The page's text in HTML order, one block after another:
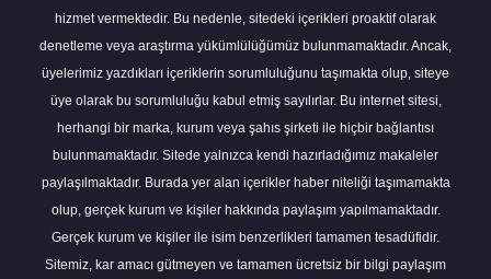
hizmet vermektedir. Bu nedenle, sitedeki içerikleri proaktif olarak
denetleme veya araştırma yükümlülüğümüz bulunmamaktadır. Ancak,
üyelerimiz yazdıkları içeriklerin sorumluluğunu taşımakta olup, siteye
üye olarak bu sorumluluğu kabul etmiş sayılırlar. Bu internet sitesi,
herhangi bir marka, kurum veya şahıs şirketi ile hiçbir bağlantısı
bulunmamaktadır. Sitede yalnızca kendi hazırladığımız makaleler
paylaşılmaktadır. Burada yer alan içerikler haber niteliği taşımamakta
olup, gerçek kurum ve kişiler hakkında paylaşım yapılmamaktadır.
Gerçek kurum ve kişiler ile isim benzerlikleri tamamen tesadüfidir.
Sitemiz, kar amacı gütmeyen ve tamamen ücretsiz bir bilgi paylaşım